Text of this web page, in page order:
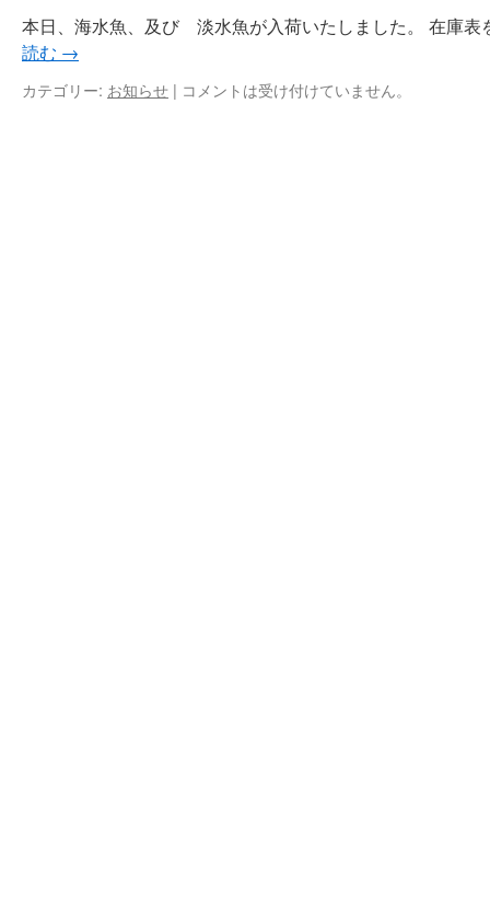
本日、海水魚、及び 淡水魚が入荷いたしました。 在庫
読む →
カテゴリー: お知らせ | コメントは受け付けていません。